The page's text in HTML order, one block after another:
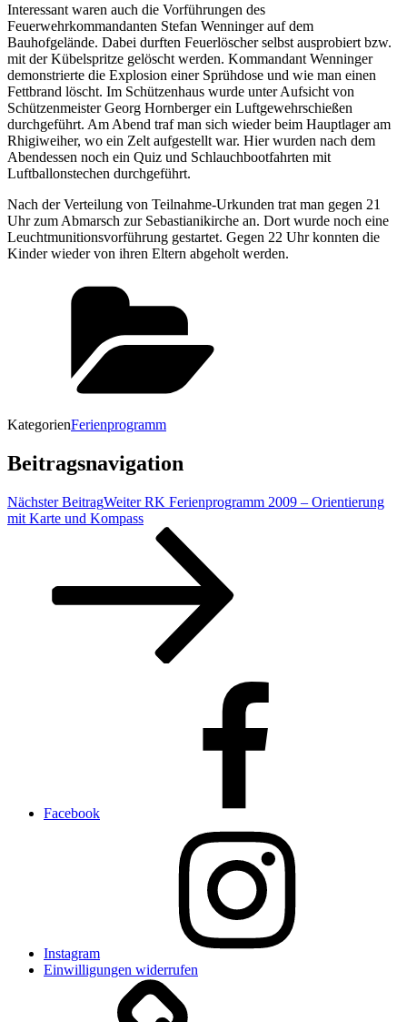
Interessant waren auch die Vorführungen des
Feuerwehrkommandanten Stefan Wenninger auf dem
Bauhofgelände. Dabei durften Feuerlöscher selbst ausprobiert bzw.
mit der Kübelspritze gelöscht werden. Kommandant Wenninger
demonstrierte die Explosion einer Sprühdose und wie man einen
Fettbrand löscht. Im Schützenhaus wurde unter Aufsicht von
Schützenmeister Georg Hornberger ein Luftgewehrschießen
durchgeführt. Am Abend traf man sich wieder beim Hauptlager am
Rhigiweiher, wo ein Zelt aufgestellt war. Hier wurden nach dem
Abendessen noch ein Quiz und Schlauchbootfahrten mit
Luftballonstechen durchgeführt.
Nach der Verteilung von Teilnahme-Urkunden trat man gegen 21
Uhr zum Abmarsch zur Sebastianikirche an. Dort wurde noch eine
Leuchtmunitionsvorführung gestartet. Gegen 22 Uhr konnten die
Kinder wieder von ihren Eltern abgeholt werden.
KategorienFerienprogramm
Beitragsnavigation
Nächster BeitragWeiter RK Ferienprogramm 2009 – Orientierung
mit Karte und Kompass
Facebook
Instagram
Einwilligungen widerrufen